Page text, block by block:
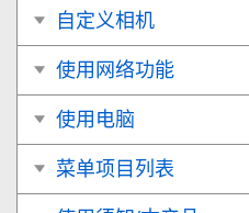
自定义相机
使用网络功能
使用电脑
菜单项目列表